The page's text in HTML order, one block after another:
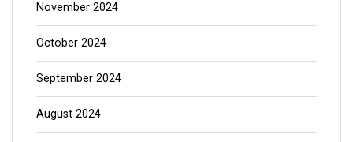
November 2024
October 2024
September 2024
August 2024